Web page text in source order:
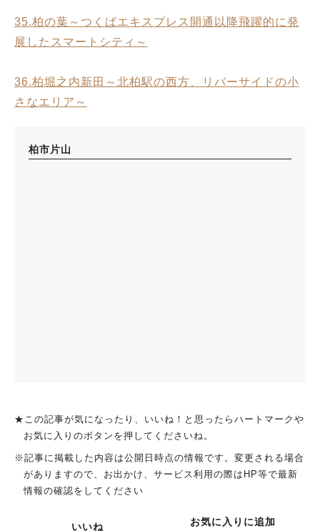
35.柏の葉～つくばエキスプレス開通以降飛躍的に発
展したスマートシティ～
36.柏堀之内新田～北柏駅の西方、リバーサイドの小
さなエリア～
柏市片山
★この記事が気になったり、いいね！と思ったらハートマークや
お気に入りのボタンを押してくださいね。
※記事に掲載した内容は公開日時点の情報です。変更される場合
がありますので、お出かけ、サービス利用の際はHP等で最新
情報の確認をしてください
いいね お気に入りに追加